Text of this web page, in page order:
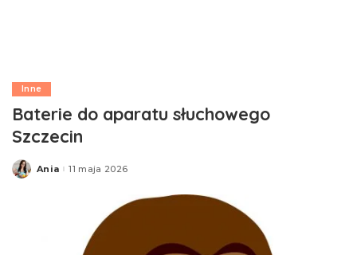
Inne
Baterie do aparatu słuchowego
Szczecin
Posted
Ania 11 maja 2026